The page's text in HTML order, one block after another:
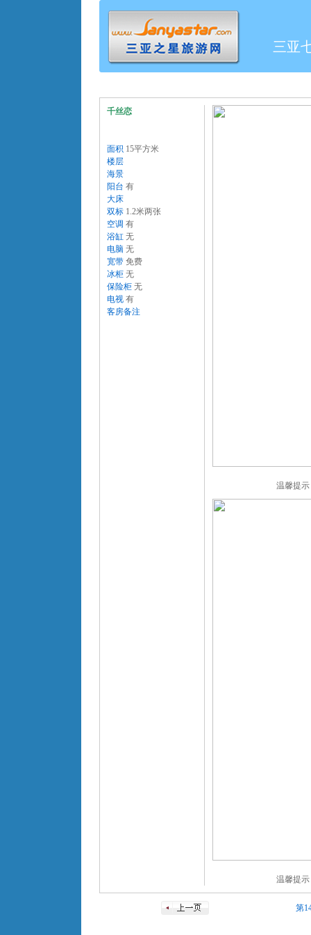
三亚
千丝恋
面积 15平方米
楼层
海景
阳台 有
大床
双标 1.2米两张
空调 有
浴缸 无
电脑 无
宽带 免费
冰柜 无
保险柜 无
电视 有
客房备注
温馨提
温馨提
第